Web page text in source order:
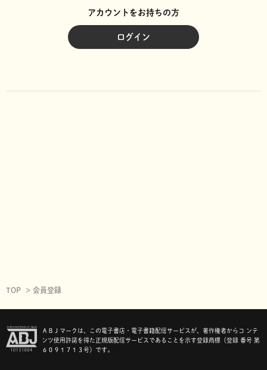
アカウントをお持ちの方
ログイン
TOP 会員登録
ＡＢＪマークは、この電子書店・電子書籍配信サービスが、著作権者からコ ンテ
ンツ使用許諾を得た正規版配信サービスであることを示す登録商標（登録 番号 第
６０９１７１３号）です。